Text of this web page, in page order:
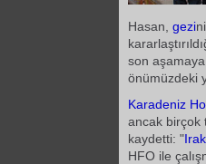
Hasan, gezi
son
önümüzdeki
Karadeniz
ancak birçok
kaydetti: "Irak
HFO ile